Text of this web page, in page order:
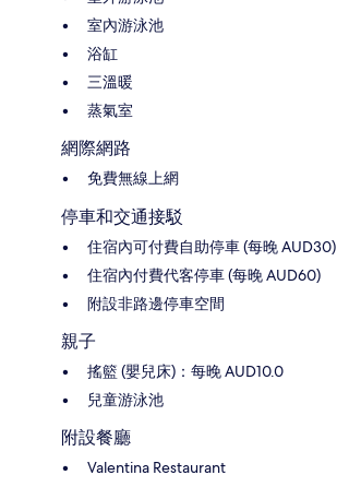
室內游泳池
浴缸
三溫暖
蒸氣室
網際網路
免費無線上網
停車和交通接駁
住宿內可付費自助停車 (每晚 AUD30)
住宿內付費代客停車 (每晚 AUD60)
附設非路邊停車空間
親子
搖籃 (嬰兒床)：每晚 AUD10.0
兒童游泳池
附設餐廳
Valentina Restaurant